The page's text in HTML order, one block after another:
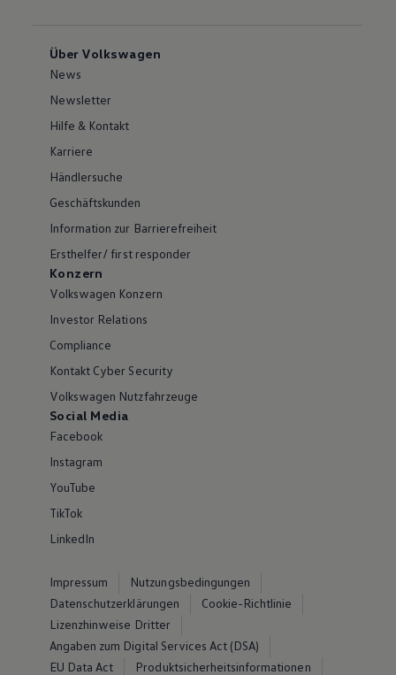
Über Volkswagen
News
Newsletter
Hilfe & Kontakt
Karriere
Händlersuche
Geschäftskunden
Information zur Barrierefreiheit
Ersthelfer/ first responder
Konzern
Volkswagen Konzern
Investor Relations
Compliance
Kontakt Cyber Security
Volkswagen Nutzfahrzeuge
Social Media
Facebook
Instagram
YouTube
TikTok
LinkedIn
Impressum
Nutzungsbedingungen
Datenschutzerklärungen
Cookie-Richtlinie
Lizenzhinweise Dritter
Angaben zum Digital Services Act (DSA)
EU Data Act
Produktsicherheitsinformationen